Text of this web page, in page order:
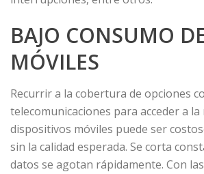
BAJO CONSUMO
MÓVILES
Recurrir a la cobertura de opciones
telecomunicaciones para acceder a la
dispositivos móviles puede ser
sin la calidad esperada. Se corta
datos se agotan rápidamente. Con